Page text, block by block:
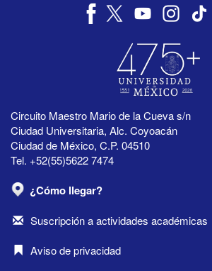
Circuito Maestro Mario de la Cueva s/n
Ciudad Universitaria, Alc. Coyoacán
Ciudad de México, C.P. 04510
Tel. +52(55)5622 7474
¿Cómo llegar?
Suscripción a actividades académicas
Aviso de privacidad